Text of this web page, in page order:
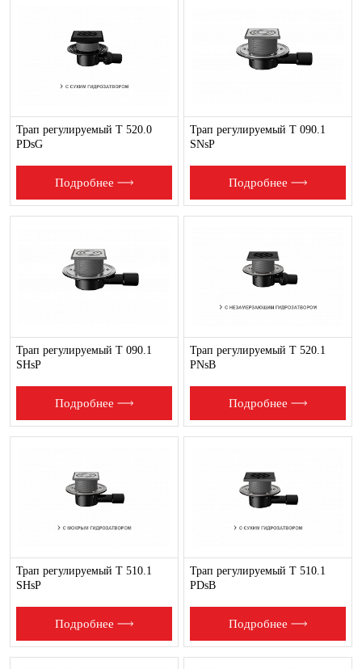
Трап регулируемый T 520.0
PDsG
Подробнее
Трап регулируемый T 090.1
SNsP
Подробнее
Трап регулируемый T 090.1
SHsP
Подробнее
Трап регулируемый T 520.1
PNsB
Подробнее
Трап регулируемый T 510.1
SHsP
Подробнее
Трап регулируемый T 510.1
PDsB
Подробнее